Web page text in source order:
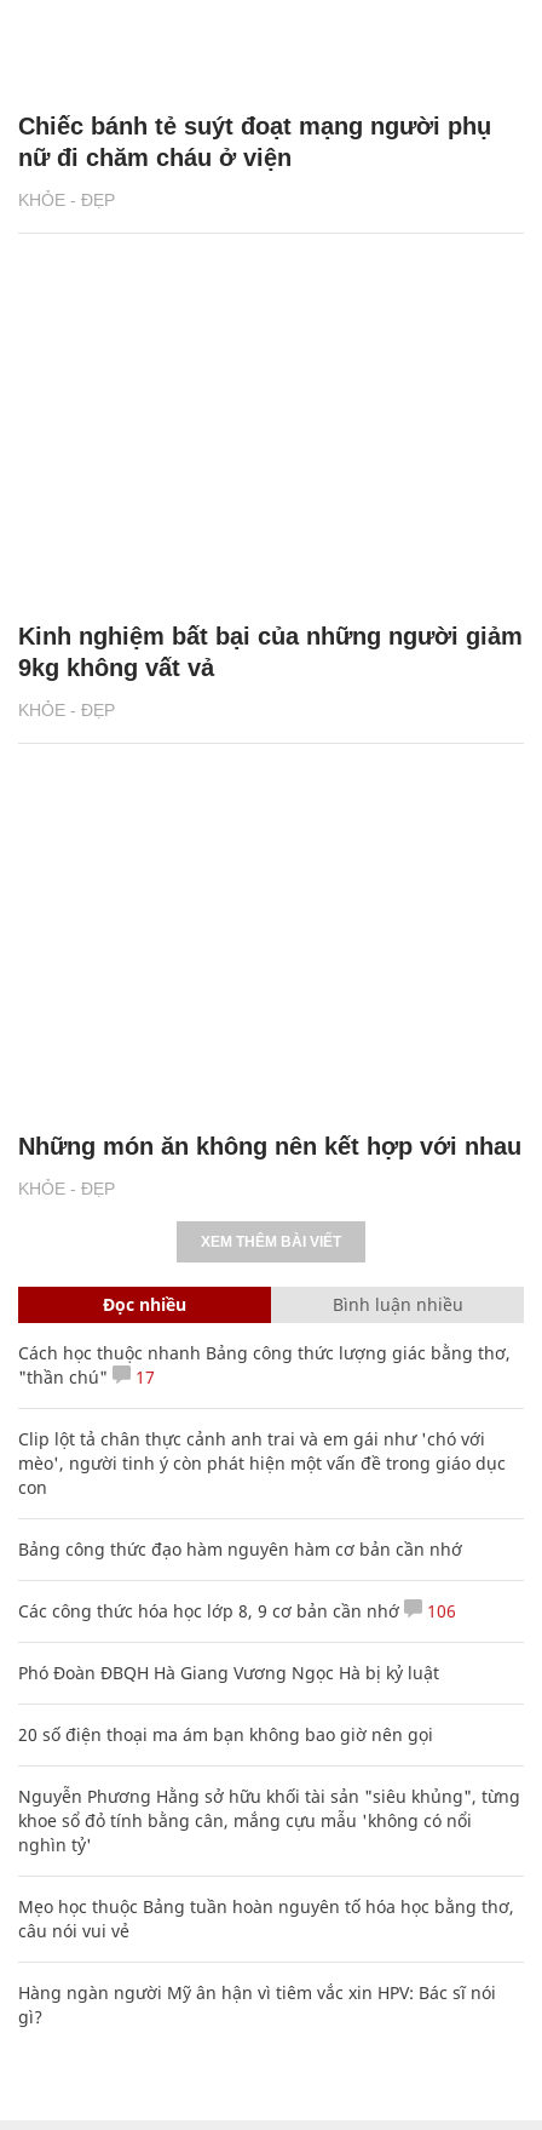
KHỎE - ĐẸP
Chiếc bánh tẻ suýt đoạt mạng người phụ
nữ đi chăm cháu ở viện
KHỎE - ĐẸP
Kinh nghiệm bất bại của những người giảm
9kg không vất vả
KHỎE - ĐẸP
Những món ăn không nên kết hợp với nhau
XEM THÊM BÀI VIẾT
Đọc nhiều Bình luận nhiều
Cách học thuộc nhanh Bảng công thức lượng giác bằng thơ,
"thần chú"
17
Clip lột tả chân thực cảnh anh trai và em gái như 'chó với
mèo', người tinh ý còn phát hiện một vấn đề trong giáo dục
con
Bảng công thức đạo hàm nguyên hàm cơ bản cần nhớ
Các công thức hóa học lớp 8, 9 cơ bản cần nhớ 106
Phó Đoàn ĐBQH Hà Giang Vương Ngọc Hà bị kỷ luật
20 số điện thoại ma ám bạn không bao giờ nên gọi
Nguyễn Phương Hằng sở hữu khối tài sản "siêu khủng", từng
khoe sổ đỏ tính bằng cân, mắng cựu mẫu 'không có nổi
nghìn tỷ'
Mẹo học thuộc Bảng tuần hoàn nguyên tố hóa học bằng thơ,
câu nói vui vẻ
Hàng ngàn người Mỹ ân hận vì tiêm vắc xin HPV: Bác sĩ nói
gì?